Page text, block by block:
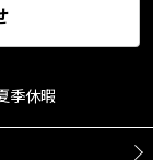
季休暇